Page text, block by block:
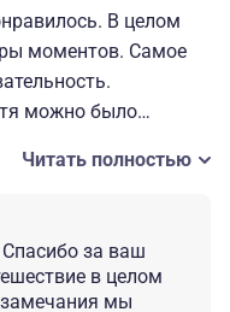
умеренной вВ целом
моментов. Самое
можно было
в горах а
в сторону
Читать полностью
за ваш
в целом
мы